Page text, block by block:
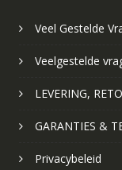
Veel Gestelde
Veelgestelde
LEVERING,
GARANTIES &
Privacybeleid